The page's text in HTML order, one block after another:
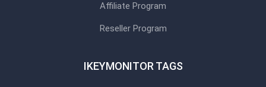
Affiliate Program
Reseller Program
IKEYMONITOR TAGS